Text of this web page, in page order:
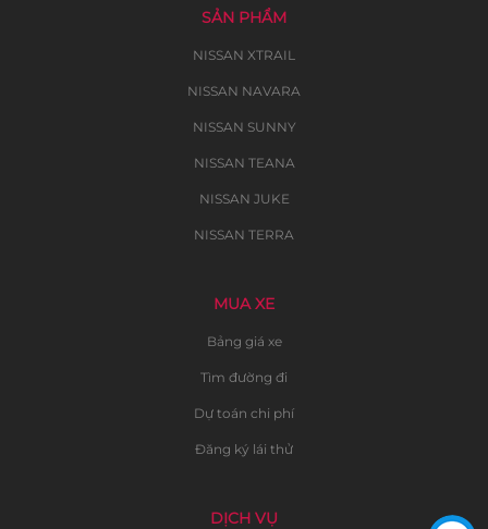
SẢN PHẨM
NISSAN XTRAIL
NISSAN NAVARA
NISSAN SUNNY
NISSAN TEANA
NISSAN JUKE
NISSAN TERRA
MUA XE
Bảng giá xe
Tìm đường đi
Dự toán chi phí
Đăng ký lái thử
DỊCH VỤ